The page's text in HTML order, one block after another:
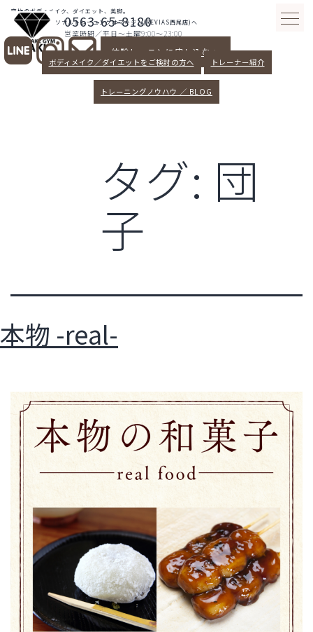
テ
ン
究極のボディメイク、ダイエット、美脚。
愛知県西尾パーソナルトレーニングはマキジム(REVIAS西尾店)へ
0563-65-8180
営業時間／平日～土曜9:00～23:00
体験レッスンに申し込む >
ボディメイク／ダイエットをご検討の方へ トレーナー紹介
トレーニングノウハウ ／ BLOG
タグ: 団
子
本物 -real-